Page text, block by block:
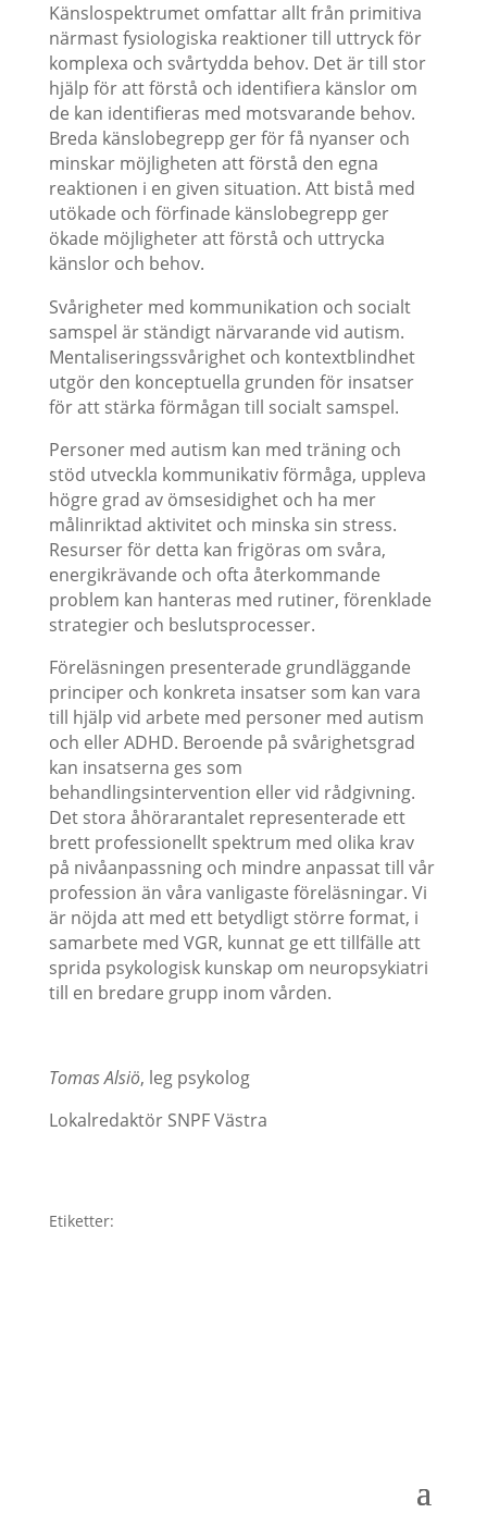
Känslospektrumet omfattar allt från primitiva
närmast fysiologiska reaktioner till uttryck för
komplexa och svårtydda behov. Det är till stor
hjälp för att förstå och identifiera känslor om
de kan identifieras med motsvarande behov.
Breda känslobegrepp ger för få nyanser och
minskar möjligheten att förstå den egna
reaktionen i en given situation. Att bistå med
utökade och förfinade känslobegrepp ger
ökade möjligheter att förstå och uttrycka
känslor och behov.
Svårigheter med kommunikation och socialt
samspel är ständigt närvarande vid autism.
Mentaliseringssvårighet och kontextblindhet
utgör den konceptuella grunden för insatser
för att stärka förmågan till socialt samspel.
Personer med autism kan med träning och
stöd utveckla kommunikativ förmåga, uppleva
högre grad av ömsesidighet och ha mer
målinriktad aktivitet och minska sin stress.
Resurser för detta kan frigöras om svåra,
energikrävande och ofta återkommande
problem kan hanteras med rutiner, förenklade
strategier och beslutsprocesser.
Föreläsningen presenterade grundläggande
principer och konkreta insatser som kan vara
till hjälp vid arbete med personer med autism
och eller ADHD. Beroende på svårighetsgrad
kan insatserna ges som
behandlingsintervention eller vid rådgivning.
Det stora åhörarantalet representerade ett
brett professionellt spektrum med olika krav
på nivåanpassning och mindre anpassat till vår
profession än våra vanligaste föreläsningar. Vi
är nöjda att med ett betydligt större format, i
samarbete med VGR, kunnat ge ett tillfälle att
sprida psykologisk kunskap om neuropsykiatri
till en bredare grupp inom vården.
Tomas Alsiö, leg psykolog
Lokalredaktör SNPF Västra
Etiketter: